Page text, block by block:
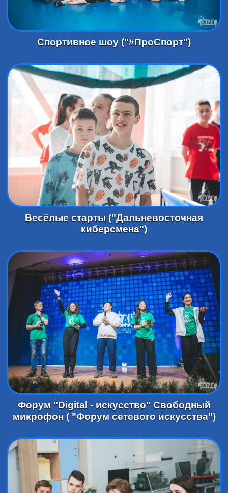
Спортивное шоу ("#ПроСпорт")
Весёлые старты ("Дальневосточная
киберсмена")
Форум "Digital - искусство" Свободный
микрофон ( "Форум сетевого искусства")